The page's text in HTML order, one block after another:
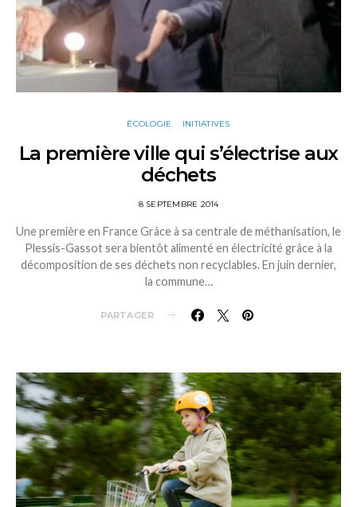
ÉCOLOGIE INITIATIVES
La première ville qui s’électrise aux
déchets
8 SEPTEMBRE 2014
Une première en France Grâce à sa centrale de méthanisation, le
Plessis-Gassot sera bientôt alimenté en électricité grâce à la
décomposition de ses déchets non recyclables. En juin dernier,
la commune…
PARTAGER